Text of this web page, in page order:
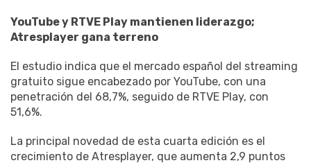
YouTube y RTVE Play mantienen liderazgo;
Atresplayer gana terreno
El estudio indica que el mercado español del streaming
gratuito sigue encabezado por YouTube, con una
penetración del 68,7%, seguido de RTVE Play, con
51,6%.
La principal novedad de esta cuarta edición es el
crecimiento de Atresplayer, que aumenta 2,9 puntos